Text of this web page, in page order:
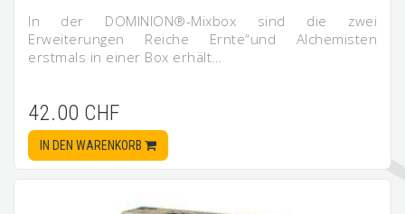
In der DOMINION®-Mixbox sind die zwei
Erweiterungen Reiche Ernte“und Alchemisten
erstmals in einer Box erhält…
42.00 CHF
IN DEN WARENKORB